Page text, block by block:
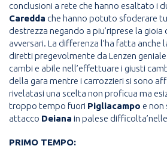
conclusioni a rete che hanno esaltato i
Caredda che hanno potuto sfoderare
destrezza negando a piu’riprese la
avversari. La differenza l’ha fatta anche
diretti pregevolmente da Lenzen
cambi e abile nell’effettuare i giusti
della gara mentre i carrozzieri si sono
rivelatasi una scelta non proficua ma
troppo tempo fuori Pigliacampo e non
attacco Deiana in palese
PRIMO TEMPO: